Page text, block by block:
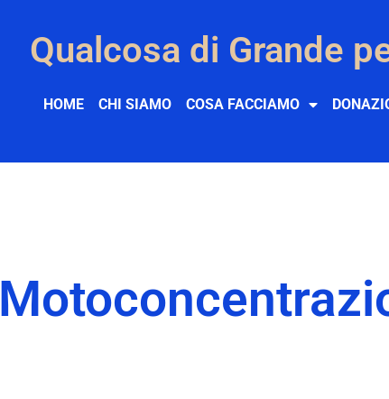
Qualcosa di Grande
HOME CHI SIAMO COSA FACCIAMO